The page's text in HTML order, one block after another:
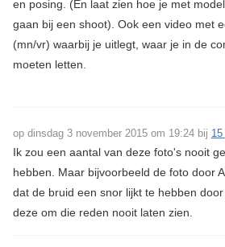
en posing. (En laat zien hoe je met
gaan bij een shoot). Ook een video met
(mn/vr) waarbij je uitlegt, waar je in de
moeten letten.
op dinsdag 3 november 2015 om 19:24 bij
Ik zou een aantal van deze foto's nooit
hebben. Maar bijvoorbeeld de foto door
dat de bruid een snor lijkt te hebben
deze om die reden nooit laten zien.